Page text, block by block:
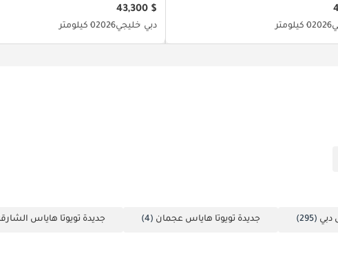
20260 كيلومتر
$ 43,300
دبي خليجي20260 كيلومتر
دبي (295) جديدة تويوتا هاياس عجمان (4) جديدة تويوتا هاياس